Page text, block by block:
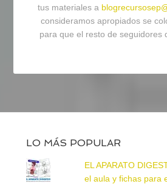
tus materiales a
consideramos apropiados se
para que el resto de seguidores
LO MÁS POPULAR
EL APARATO
el aula y fichas para